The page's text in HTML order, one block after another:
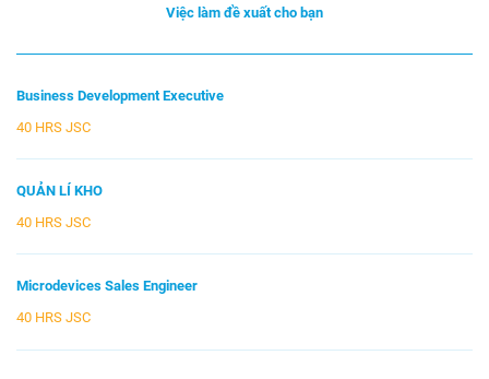
Việc làm đề xuất cho bạn
Business Development Executive
40 HRS JSC
QUẢN LÍ KHO
40 HRS JSC
Microdevices Sales Engineer
40 HRS JSC